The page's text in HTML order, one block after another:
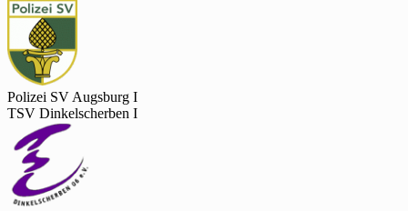
Polizei SV Augsburg I
TSV Dinkelscherben I